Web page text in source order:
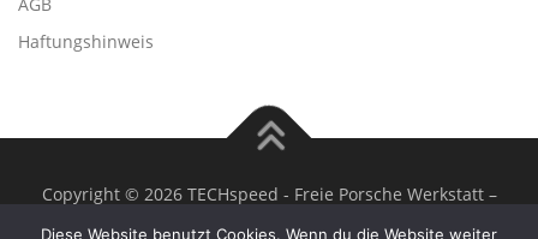
Haftungshinweis
Copyright © 2026 TECHspeed - Freie Porsche Werkstatt –
Diese Website benutzt Cookies. Wenn du die Website weiter